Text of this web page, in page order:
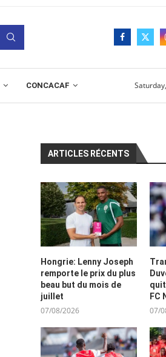
CONCACAF
ARTICLES RÉCENTS
Hongrie: Lenny Joseph
remporte le prix du plus
beau but du mois de
juillet
07/08/2026
FC
07/